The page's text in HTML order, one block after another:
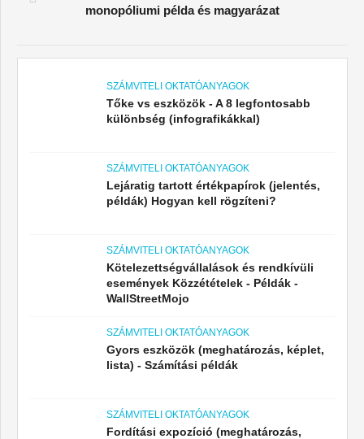
monopóliumi példa és magyarázat
SZÁMVITELI OKTATÓANYAGOK
Tőke vs eszközök - A 8 legfontosabb
különbség (infografikákkal)
SZÁMVITELI OKTATÓANYAGOK
Lejáratig tartott értékpapírok (jelentés,
példák) Hogyan kell rögzíteni?
SZÁMVITELI OKTATÓANYAGOK
Kötelezettségvállalások és rendkívüli
események Közzétételek - Példák -
WallStreetMojo
SZÁMVITELI OKTATÓANYAGOK
Gyors eszközök (meghatározás, képlet,
lista) - Számítási példák
SZÁMVITELI OKTATÓANYAGOK
Fordítási expozíció (meghatározás,